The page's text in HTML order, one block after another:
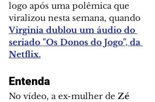
logo após uma polêmica que
viralizou nesta semana, quando
Virginia dublou um áudio do
seriado "Os Donos do Jogo", da
Netflix.
Entenda
No vídeo, a ex-mulher de Zé